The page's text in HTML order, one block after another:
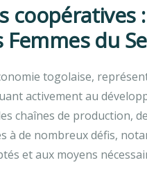
:
du
togolaise,
activement au
chaînes de production,
de nombreux défis,
et aux moyens